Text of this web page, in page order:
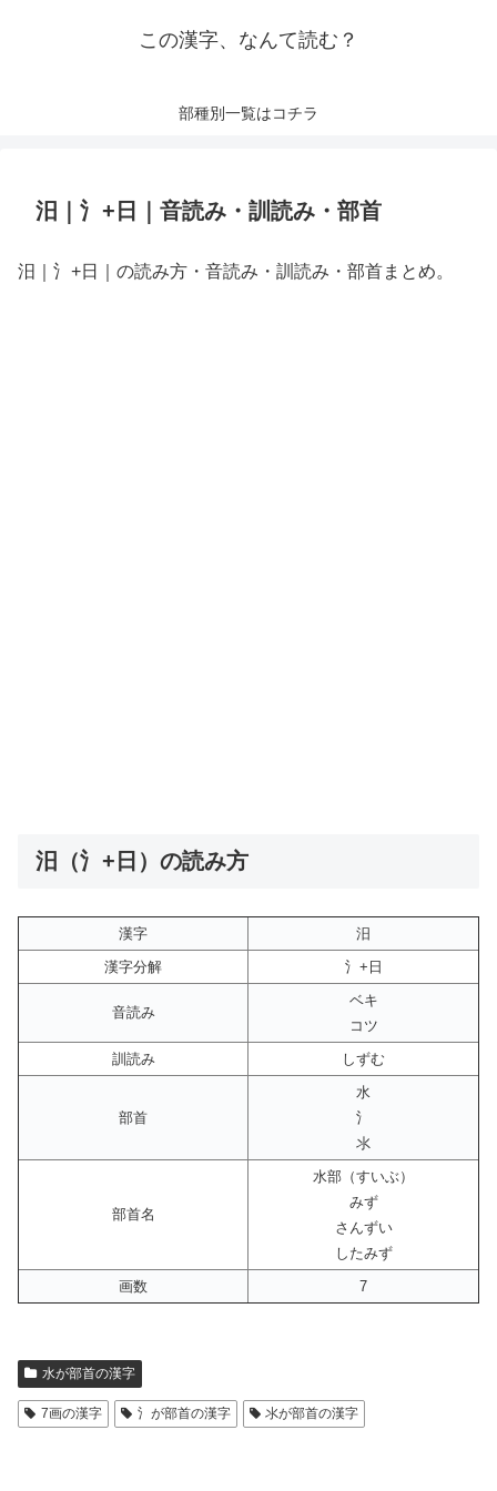
この漢字、なんて読む？
部種別一覧はコチラ
汨｜氵+日｜音読み・訓読み・部首
汨｜氵+日｜の読み方・音読み・訓読み・部首まとめ。
汨（氵+日）の読み方
漢字
汨
漢字分解
氵+日
音読み
ベキ
コツ
訓読み
しずむ
部首
水
氵
氺
部首名
水部（すいぶ）
みず
さんずい
したみず
画数
7
水が部首の漢字
7画の漢字 氵が部首の漢字 氺が部首の漢字